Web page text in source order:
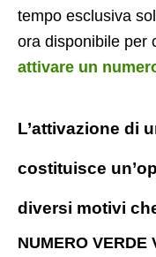
tempo esclusiva
ora disponibile per
attivare un
L’attivazione di
costituisce
diversi motivi
NUMERO VERDE